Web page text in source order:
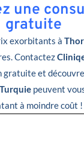
une
gratuite
exorbitants à
Contactez
gratuite et
peuvent
à moindre coût !